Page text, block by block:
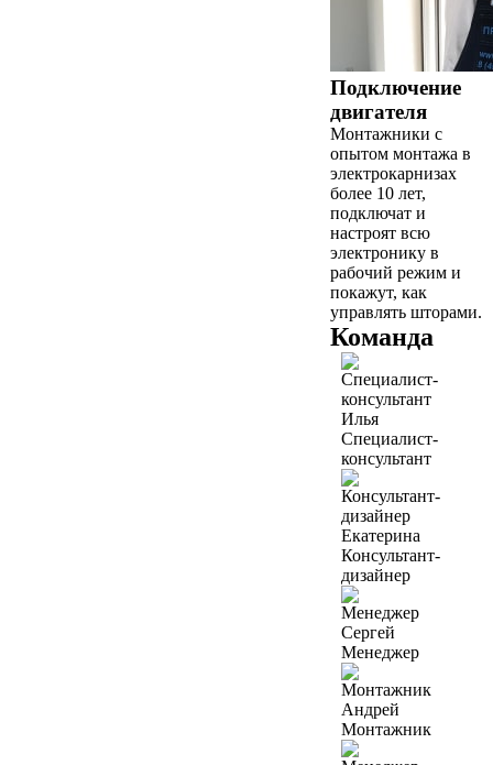
Подключение
двигателя
Монтажники с
опытом монтажа в
электрокарнизах
более 10 лет,
подключат и
настроят всю
электронику в
рабочий режим и
покажут, как
управлять шторами.
Команда
Илья
Специалист-
консультант
Екатерина
Консультант-
дизайнер
Сергей
Менеджер
Андрей
Монтажник